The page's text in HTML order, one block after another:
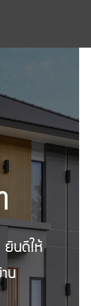
นดีให้
น